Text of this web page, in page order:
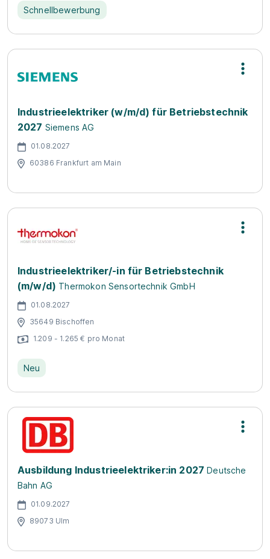
Schnellbewerbung
Industrieelektriker (w/m/d) für Betriebstechnik
2027 Siemens AG
01.08.2027
60386 Frankfurt am Main
Industrieelektriker/-in für Betriebstechnik
(m/w/d) Thermokon Sensortechnik GmbH
01.08.2027
35649 Bischoffen
1.209 - 1.265 € pro Monat
Neu
Ausbildung Industrieelektriker:in 2027 Deutsche
Bahn AG
01.09.2027
89073 Ulm